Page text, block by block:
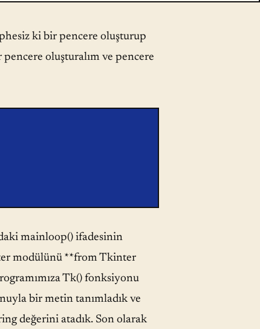
ki bir pencere oluşturup
oluşturalım ve pencere
mainloop() ifadesinin
modülünü **from Tkinter
Tk() fonksiyonu
bir metin tanımladık ve
değerini atadık. Son olarak